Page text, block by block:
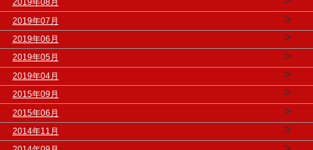
2019年08月
2019年07月 >
2019年06月 >
2019年05月 >
2019年04月 >
2015年09月 >
2015年06月 >
2014年11月 >